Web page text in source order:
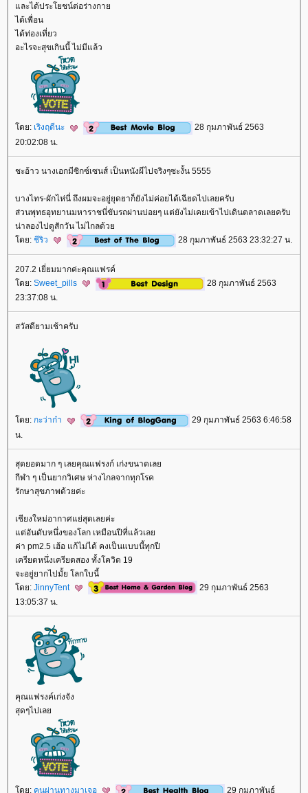
ละได้ประโยชน์ต่อร่างกา
ได้เพื่อน
ได้ท่องเที่ยว
อะไรจะสุขเกินนี้ ไม่มีแล้ว
ดย: เริงฤดีนะ
28 กุมภาพันธ์ 2563
20:02:08 น.
ชะอ้าว นางเอกมีซิกซ์เซนส์ เป็นหนังผีไปจริงๆซะงั้น 5555
บางไทร-ผักไห่นี่ ถึงผมจะอยู่ยุดยาก็ยังไม่ค่อยได้เฉียดไปเลยครับ
ส่วนพุทธอุทยานมหาราชนี่ขับรถผ่านบ่อยๆ แต่ยังไม่เคยเข้าไปเดินตลาดเลยครับ
น่าลองไปดูสักวัน ไม่ไกลด้ว
ดย: ชีริว 28 กุมภาพันธ์ 2563 23:32:27 น.
207.2 เยี่ยมมากค่ะคุณแฟรค์
ดย: Sweet_pills
28 กุมภาพันธ์ 2563
23:37:08 น.
สวัสดียามเช้าครับ
ดย: กะว่าก๋า
29 กุมภาพันธ์ 2563 6:46:58
น.
สุดยอดมาก ๆ เลยคุณแฟรงก์ เก่งขนาดเล
กีฬา ๆ เป็นยากวิเศษ ห่างไกลจากทุกโรค
รักษาสุขภาพด้วยค่ะ
เชียงใหม่อากาศแย่สุดเลยค่ะ
ต่อันดับหนึ่งของโลก เหมือนปีที่แล้วเล
ค่า pm2.5 เฮ้อ แก้ไม่ได้ คงเป็นแบบนี้ทุกปี
เครียดหนึ่งเครียดสอง ทั้งโควิด 19
จะอยู่ยากไปมั้ย โลกใบนี้
ดย: JinnyTent
29 กุมภาพันธ์ 2563
13:05:37 น.
คุณแฟรงค์เก่งจัง
สุดๆไปเล
ดย: คนผ่านทางมาเจอ 29 กุมภาพันธ์